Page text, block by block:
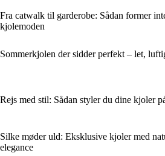
Fra catwalk til garderobe: Sådan former
kjolemoden
Sommerkjolen der sidder perfekt – let,
Rejs med stil: Sådan styler du dine kjoler
Silke møder uld: Eksklusive kjoler med
elegance